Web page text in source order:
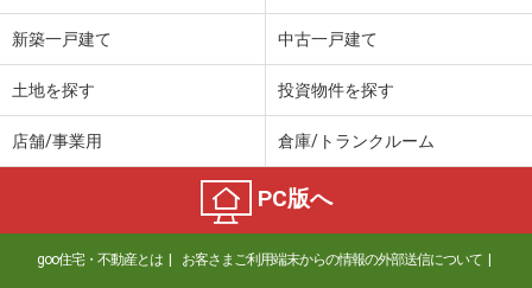
新築一戸建て 中古一戸建て
土地を探す 投資物件を探す
店舗/事業用 倉庫/トランクルーム
PC版へ
goo住宅・不動産とは お客さまご利用端末からの情報の外部送信について